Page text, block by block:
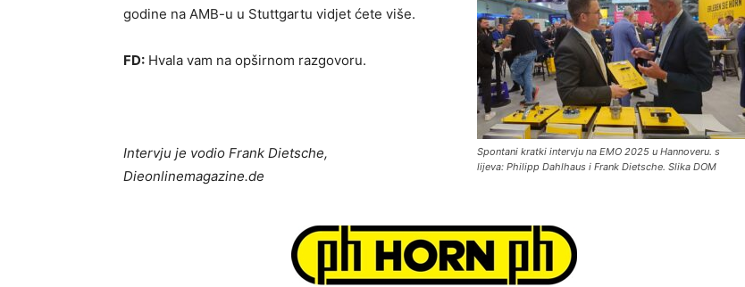
Spontani kratki intervju na EMO 2025 u Hannoveru. s
lijeva: Philipp Dahlhaus i Frank Dietsche. Slika DOM
godine na AMB-u u Stuttgartu vidjet ćete više.
FD: Hvala vam na opširnom razgovoru.
Intervju je vodio Frank Dietsche,
Dieonlinemagazine.de